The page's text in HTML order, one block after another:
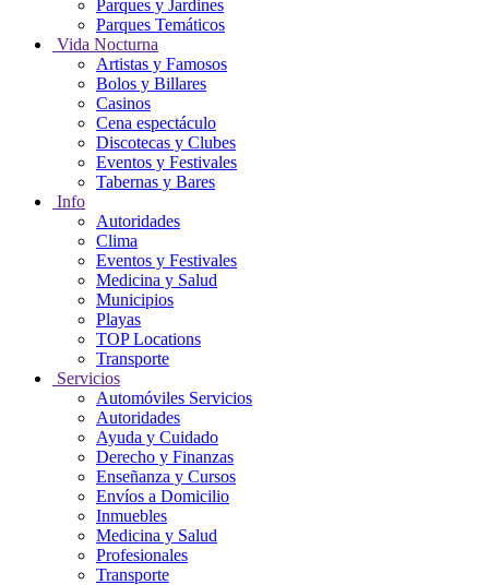
Parques y Jardines
Parques Temáticos
Vida Nocturna
Artistas y Famosos
Bolos y Billares
Casinos
Cena espectáculo
Discotecas y Clubes
Eventos y Festivales
Tabernas y Bares
Info
Autoridades
Clima
Eventos y Festivales
Medicina y Salud
Municipios
Playas
TOP Locations
Transporte
Servicios
Automóviles Servicios
Autoridades
Ayuda y Cuidado
Derecho y Finanzas
Enseñanza y Cursos
Envíos a Domicilio
Inmuebles
Medicina y Salud
Profesionales
Transporte